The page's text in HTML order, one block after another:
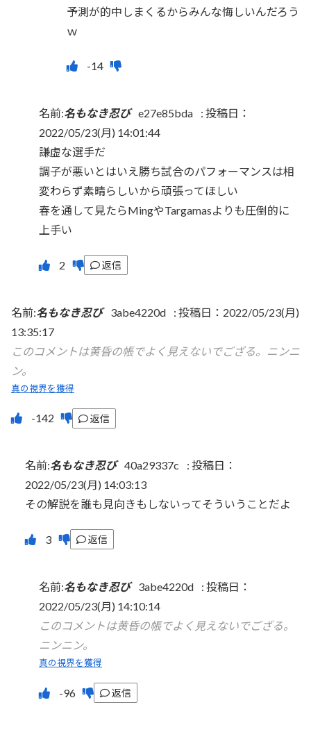
予測が的中しまくるからみんな悔しいんだろう
ｗ
名前:名もなき忍び e27e85bda : 投稿日：
2022/05/23(月) 14:01:44
謙虚な選手だ
調子が悪いとはいえ勝ち試合のパフォーマンスは相
変わらず素晴らしいから頑張ってほしい
春を通して見たらMingやTargamasよりも圧倒的に
上手い
返信
名前:名もなき忍び 3abe4220d : 投稿日：2022/05/23(月)
13:35:17
このコメントは黄昏の帳でよく見えないでござる。ニンニ
ン。
真の視界を獲得
返信
名前:名もなき忍び 40a29337c : 投稿日：
2022/05/23(月) 14:03:13
その解説を誰も見向きもしないってそういうことだよ
返信
名前:名もなき忍び 3abe4220d : 投稿日：
2022/05/23(月) 14:10:14
このコメントは黄昏の帳でよく見えないでござる。
ニンニン。
真の視界を獲得
返信